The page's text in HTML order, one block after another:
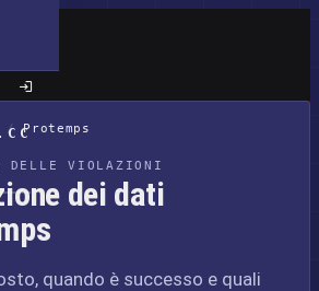
/ Protemps
DELLE VIOLAZIONI
dei dati
quando è successo e quali